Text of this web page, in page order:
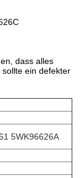
dass alles
ein defekter
5WK96626A